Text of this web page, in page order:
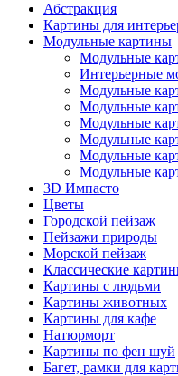
Абстракция
Картины для
Модульные картины
Модульные
Интерьерные
Модульные
Модульные
Модульные
Модульные
Модульные
Модульные
3D Импасто
Цветы
Городской пейзаж
Пейзажи природы
Морской пейзаж
Классические
Картины с людьми
Картины животных
Картины для кафе
Натюрморт
Картины по фен шуй
Багет, рамки для